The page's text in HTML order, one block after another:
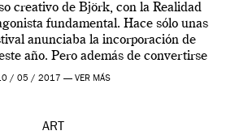
creativo de Björk, con la Realidad
fundamental. Hace sólo unas
anunciaba la incorporación de
año. Pero además de convertirse
actuaciones más relevantes […]
/ 05 / 2017 — VER MÁS
ART